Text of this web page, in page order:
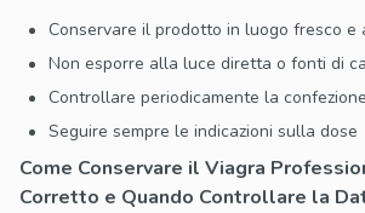
Conservare il prodotto in luogo fresco e
Non esporre alla luce diretta o fonti di
Controllare periodicamente la confezione
Seguire sempre le indicazioni sulla dose
Come Conservare il Viagra
Corretto e Quando Controllare la